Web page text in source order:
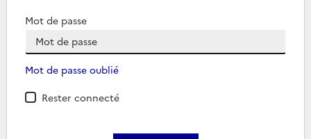
Mot de passe
Mot de passe oublié
Rester connecté